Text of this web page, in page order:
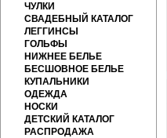
ЧУЛКИ
СВАДЕБНЫЙ КАТАЛОГ
ЛЕГГИНСЫ
ГОЛЬФЫ
НИЖНЕЕ БЕЛЬЕ
БЕСШОВНОЕ БЕЛЬЕ
КУПАЛЬНИКИ
ОДЕЖДА
НОСКИ
ДЕТСКИЙ КАТАЛОГ
РАСПРОДАЖА